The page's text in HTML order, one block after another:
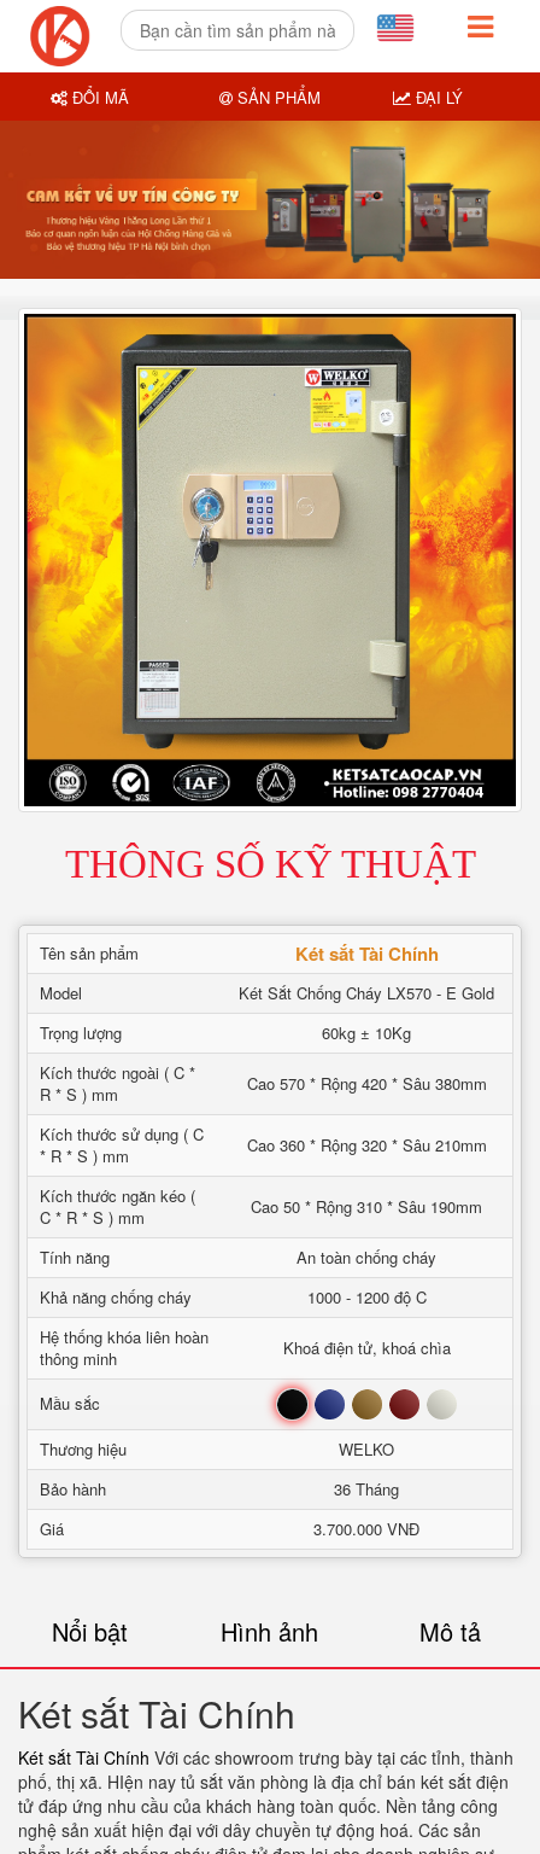
THÔNG SỐ KỸ THUẬT
Tên sản phẩm Két sắt Tài Chính
Model
Két Sắt Chống Cháy LX570 - E Gold
Trọng lượng
60kg ± 10Kg
Kích thước ngoài ( C *
R * S ) mm
Cao 570 * Rộng 420 * Sâu 380mm
Kích thước sử dụng ( C
* R * S ) mm
Cao 360 * Rộng 320 * Sâu 210mm
Kích thước ngăn kéo (
C * R * S ) mm
Cao 50 * Rộng 310 * Sâu 190mm
Tính năng
An toàn chống cháy
Khả năng chống cháy
1000 - 1200 độ C
Hệ thống khóa liên hoàn
thông minh
Khoá điện tử, khoá chìa
Mầu sắc Đen Xanh Nâu Đỏ Trắng
Thương hiệu
WELKO
Bảo hành
36 Tháng
Giá
3.700.000 VNĐ
Nổi bật Hình ảnh Mô tả
Két sắt Tài Chính
Két sắt Tài Chính Với các showroom trưng bày tại các tỉnh, thành
phố, thị xã. HIện nay tủ sắt văn phòng là địa chỉ bán két sắt điện
tử đáp ứng nhu cầu của khách hàng toàn quốc. Nền tảng công
nghệ sản xuất hiện đại với dây chuyền tự động hoá. Các sản
ĐỔI MÃ SẢN PHẨM ĐẠI LÝ